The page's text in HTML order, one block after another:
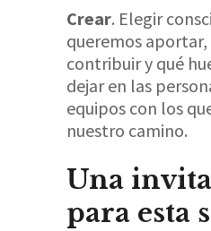
Crear. Elegir
queremos
contribuir y qué
dejar en las
equipos con los
nuestro camino.
Una
para esta